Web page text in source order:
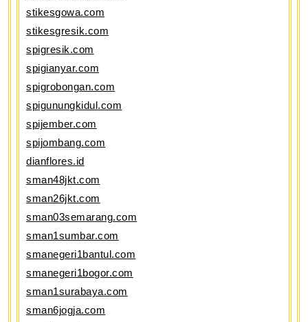
stikesgowa.com
stikesgresik.com
spigresik.com
spigianyar.com
spigrobongan.com
spigunungkidul.com
spijember.com
spijombang.com
dianflores.id
sman48jkt.com
sman26jkt.com
sman03semarang.com
sman1sumbar.com
smanegeri1bantul.com
smanegeri1bogor.com
sman1surabaya.com
sman6jogja.com